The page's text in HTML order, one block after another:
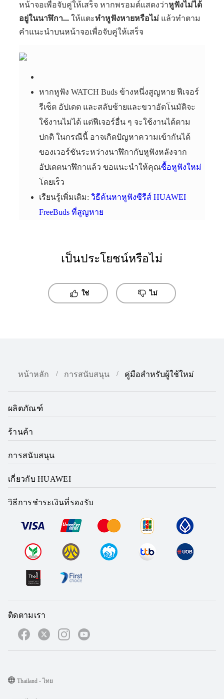
หน้าจอเพื่อจับคู่ให้เสร็จ หากพรอมต์แสดงว่าหูฟังไม่ได้
อยู่ในนาฬิกา... ให้แตะทำหูฟังหายหรือไม่ แล้วทำตาม
คำแนะนำบนหน้าจอเพื่อจับคู่ให้เสร็จ
หากหูฟัง WATCH Buds ข้างหนึ่งสูญหาย ฟีเจอร์
รีเซ็ต อัปเดต และสลับซ้ายและขวาอัตโนมัติจะ
ใช้งานไม่ได้ แต่ฟีเจอร์อื่น ๆ จะใช้งานได้ตาม
ปกติ ในกรณีนี้ อาจเกิดปัญหาความเข้ากันได้
ของเวอร์ชันระหว่างนาฬิกากับหูฟังหลังจาก
อัปเดตนาฬิกาแล้ว ขอแนะนำให้คุณซื้อหูฟังใหม่
โดยเร็ว
เรียนรู้เพิ่มเติม:วิธีค้นหาหูฟังซีรีส์ HUAWEI
FreeBuds ที่สูญหาย
เป็นประโยชน์หรือไม่
ใช่ ไม่
หน้าหลัก การสนับสนุน คู่มือสำหรับผู้ใช้ใหม่
ผลิตภัณฑ์
ร้านค้า
การสนับสนุน
เกี่ยวกับ HUAWEI
วิธีการชำระเงินที่รองรับ
ติดตามเรา
Thailand - ไทย